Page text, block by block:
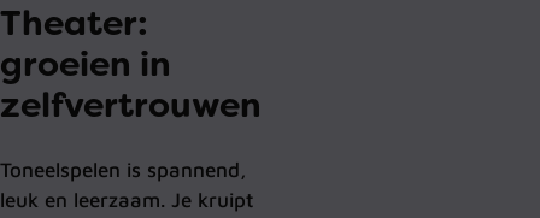
Theater:
groeien in
zelfvertrouwen
Toneelspelen is spannend,
leuk en leerzaam. Je kruipt